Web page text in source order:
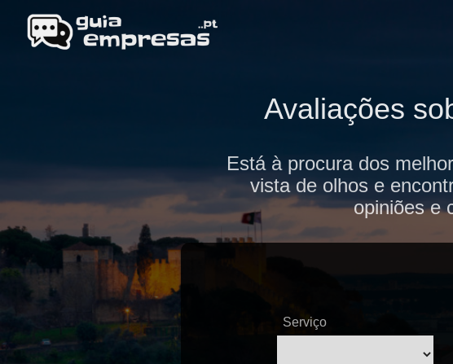
Avaliações
Está à procura dos
vista de olhos e
opiniões e
Serviço